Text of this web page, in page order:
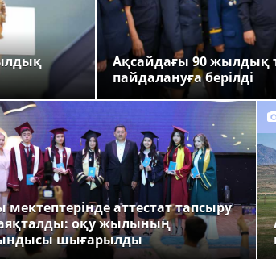
Ақсайдағы 90 жылдық
пайдалануға берілді
аттестат тапсыру
аяқталды: оқу жылының
шығарылды